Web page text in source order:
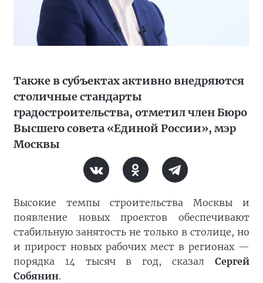
Также в субъектах активно внедряются
столичные стандарты
градостроительства, отметил член Бюро
Высшего совета «Единой России», мэр
Москвы
Высокие темпы строительства Москвы и
появление новых проектов обеспечивают
стабильную занятость не только в столице, но
и прирост новых рабочих мест в регионах —
порядка 14 тысяч в год, сказал Сергей
Собянин.